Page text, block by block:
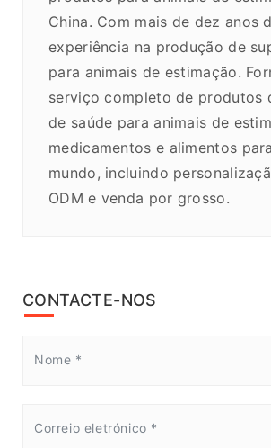
China. Com mais de dez anos
experiência na produção de
para animais de estimação.
serviço completo de produtos
de saúde para animais de
medicamentos e alimentos
mundo, incluindo
ODM e venda por grosso.
CONTACTE-NOS